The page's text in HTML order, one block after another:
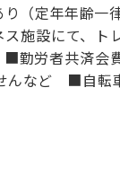
り（定年年齢
施設にて、ト
勤労者共済会
んなど ■自転